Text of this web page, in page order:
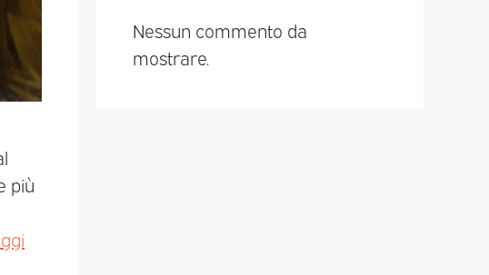
più
Nessun commento da
mostrare.